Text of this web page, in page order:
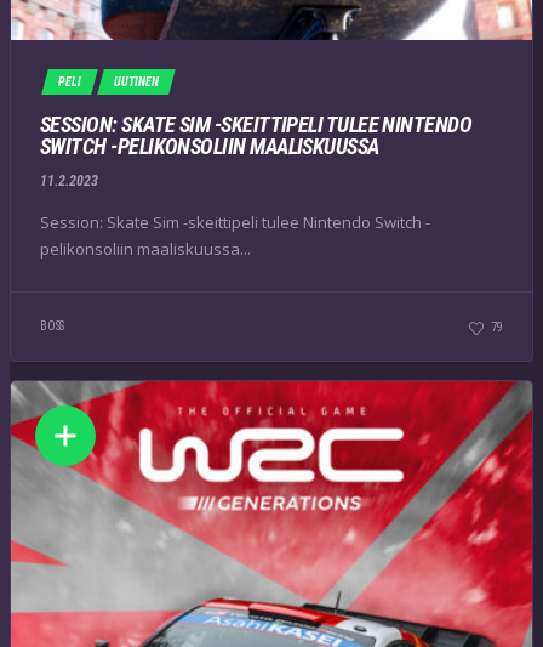
PELI UUTINEN
SESSION: SKATE SIM -SKEITTIPELI TULEE NINTENDO
SWITCH -PELIKONSOLIIN MAALISKUUSSA
11.2.2023
Session: Skate Sim -skeittipeli tulee Nintendo Switch -
pelikonsoliin maaliskuussa...
BOSS 79